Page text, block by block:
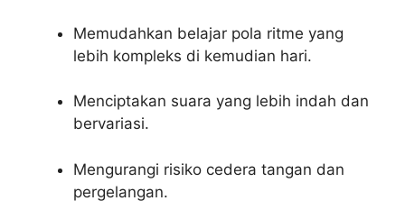
Memudahkan belajar pola ritme yang
lebih kompleks di kemudian hari.
Menciptakan suara yang lebih indah dan
bervariasi.
Mengurangi risiko cedera tangan dan
pergelangan.